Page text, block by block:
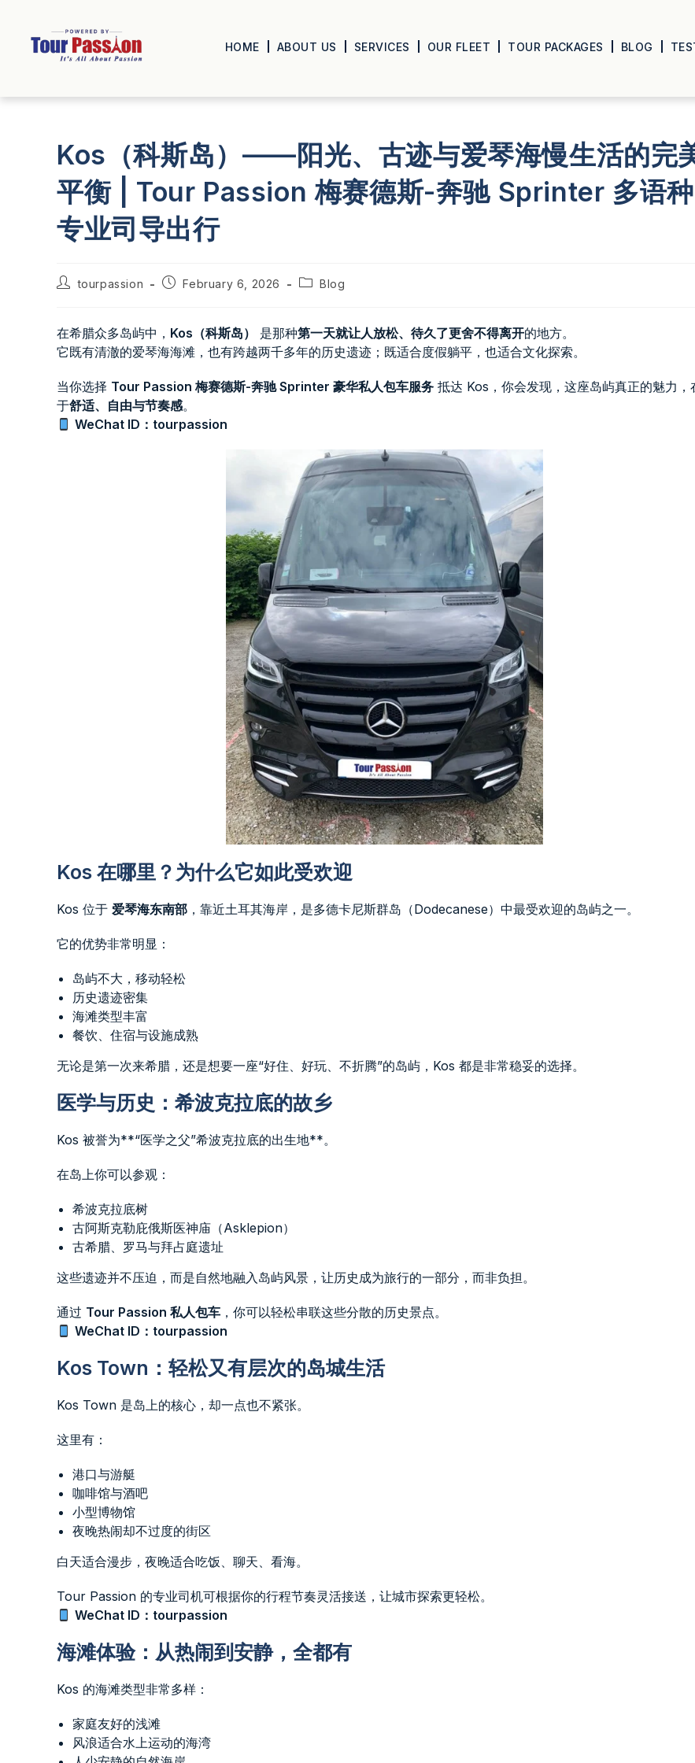
HOME ABOUT US SERVICES OUR FLEET TOUR PACKAGES BLOG
Kos（科斯岛）——阳光、古迹与爱琴海慢生活的完
平衡 | Tour Passion 梅赛德斯-奔驰 Sprinter 多语种
专业司导出行
tourpassion February 6, 2026 Blog
在希腊众多岛屿中， Kos（科斯岛） 是那种第一天就让人放松、待久了更舍不得离开的地方。
它既有清澈的爱琴海海滩，也有跨越两千多年的历史遗迹；既适合度假躺平，也适合文化探索。
当你选择 Tour Passion 梅赛德斯-奔驰 Sprinter 豪华私人包车服务 抵达 Kos，你会发现，这座岛屿真正的魅力，
于舒适、自由与节奏感。
WeChat ID：tourpassion
Kos 在哪里？为什么它如此受欢迎
Kos 位于 爱琴海东南部 ，靠近土耳其海岸，是多德卡尼斯群岛（Dodecanese）中最受欢迎的岛屿之一。
它的优势非常明显：
岛屿不大，移动轻松
历史遗迹密集
海滩类型丰富
餐饮、住宿与设施成熟
无论是第一次来希腊，还是想要一座“好住、好玩、不折腾”的岛屿，Kos 都是非常稳妥的选择。
医学与历史：希波克拉底的故乡
Kos 被誉为**“医学之父”希波克拉底的出生地**。
在岛上你可以参观：
希波克拉底树
古阿斯克勒庇俄斯医神庙（Asklepion）
古希腊、罗马与拜占庭遗址
这些遗迹并不压迫，而是自然地融入岛屿风景，让历史成为旅行的一部分，而非负担。
通过 Tour Passion 私人包车 ，你可以轻松串联这些分散的历史景点。
WeChat ID：tourpassion
Kos Town：轻松又有层次的岛城生活
Kos Town 是岛上的核心，却一点也不紧张。
这里有：
港口与游艇
咖啡馆与酒吧
小型博物馆
夜晚热闹却不过度的街区
白天适合漫步，夜晚适合吃饭、聊天、看海。
Tour Passion 的专业司机可根据你的行程节奏灵活接送，让城市探索更轻松。
WeChat ID：tourpassion
海滩体验：从热闹到安静，全都有
Kos 的海滩类型非常多样：
家庭友好的浅滩
风浪适合水上运动的海湾